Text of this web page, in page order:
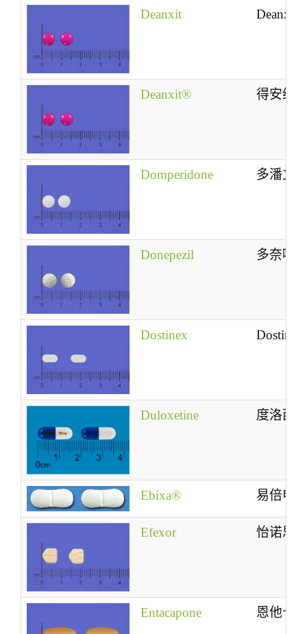
Deanxit Deanxit
Deanxit® 得安绪
Domperidone 多潘立
Donepezil 多奈呱
Dostinex Dostinex
Duloxetine 度洛西
Ebixa® 易倍申
Efexor 怡诺思
Entacapone 恩他卡